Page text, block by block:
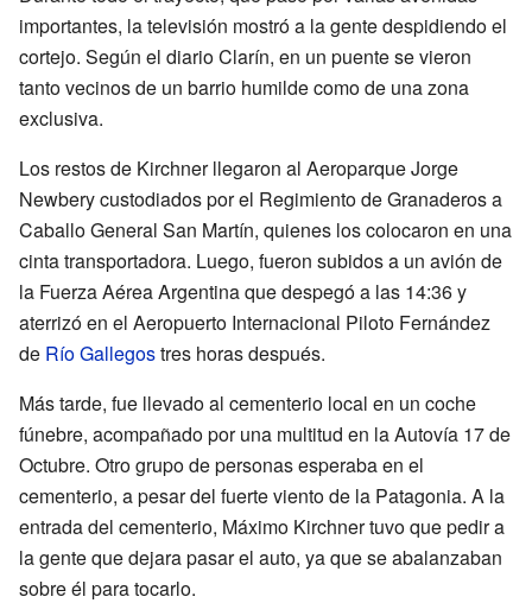
importantes, la televisión mostró a la gente despidiendo el
cortejo. Según el diario Clarín, en un puente se vieron
tanto vecinos de un barrio humilde como de una zona
exclusiva.
Los restos de Kirchner llegaron al Aeroparque Jorge
Newbery custodiados por el Regimiento de Granaderos a
Caballo General San Martín, quienes los colocaron en una
cinta transportadora. Luego, fueron subidos a un avión de
la Fuerza Aérea Argentina que despegó a las 14:36 y
aterrizó en el Aeropuerto Internacional Piloto Fernández
de Río Gallegostres horas después.
Más tarde, fue llevado al cementerio local en un coche
fúnebre, acompañado por una multitud en la Autovía 17 de
Octubre. Otro grupo de personas esperaba en el
cementerio, a pesar del fuerte viento de la Patagonia. A la
entrada del cementerio, Máximo Kirchner tuvo que pedir a
la gente que dejara pasar el auto, ya que se abalanzaban
sobre él para tocarlo.